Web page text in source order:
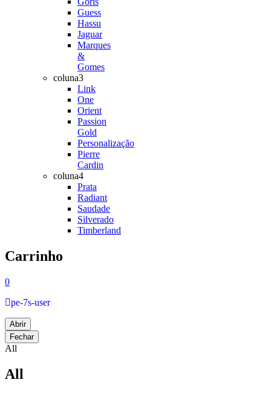
Guess
Hassu
Jaguar
Marques
&
Gomes
coluna3
Link
One
Orient
Passion
Gold
Personalização
Pierre
Cardin
coluna4
Prata
Radiant
Saudade
Silverado
Timberland
Carrinho
0
pe-7s-user
Abrir
Fechar
All
All